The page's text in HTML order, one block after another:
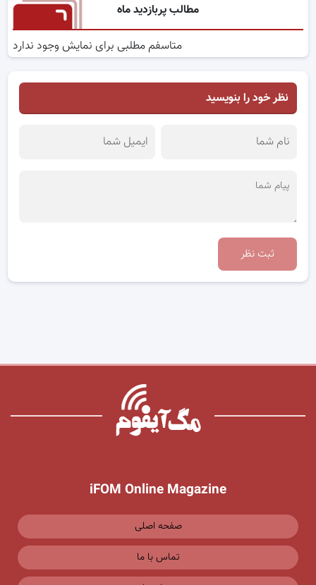
مطالب پربازدید ماه
متاسفم مطلبی برای نمایش وجود ندارد
نظر خود را بنویسید
ثبت نظر
iFOM Online Magazine
صفحه اصلی
تماس با ما